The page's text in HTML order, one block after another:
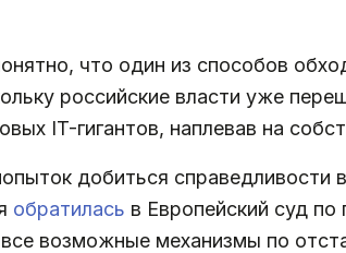
что один из способов
российские власти уже
IT-гигантов, наплевав на
добиться справедливости
обратилась в Европейский суд
возможные механизмы по